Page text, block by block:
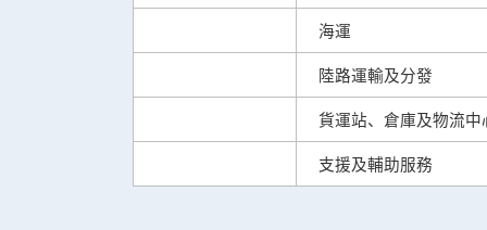
海運
陸路運輸及分發
貨運站、倉庫及物流中
支援及輔助服務